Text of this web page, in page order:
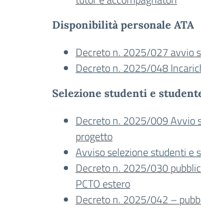
Disponibilità personale ATA
Decreto n. 2025/027 avvio
Decreto n. 2025/048
Selezione studenti e
Decreto n. 2025/009 Avvio
progetto
Avviso selezione studenti e
Decreto n. 2025/030
PCTO estero
Decreto n. 2025/042 –